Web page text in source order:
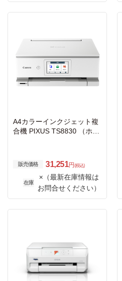
A4カラーインクジェット複
合機 PIXUS TS8830 （ホワ
販売価格 31,251円 (税込)
在庫
×（最新在庫情報は
お問合せください）